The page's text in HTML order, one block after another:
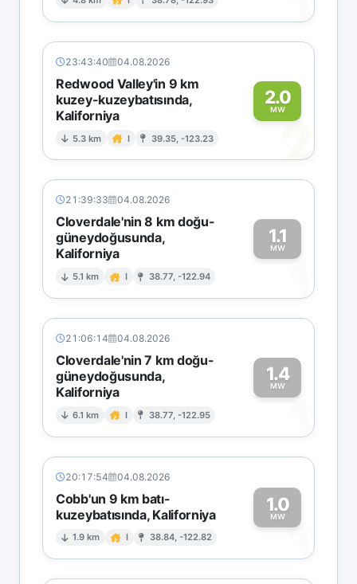
23:43:40 04.08.2026
Redwood Valley'in 9 km
kuzey-kuzeybatısında,
Kaliforniya
5.3 km I 39.35, -123.23
2.0
MW
2
21:39:33 04.08.2026
Cloverdale'nin 8 km doğu-
güneydoğusunda,
Kaliforniya
5.1 km I 38.77, -122.94
1.1
MW
1
21:06:14 04.08.2026
Cloverdale'nin 7 km doğu-
güneydoğusunda,
Kaliforniya
6.1 km I 38.77, -122.95
1.4
MW
1
20:17:54 04.08.2026
Cobb'un 9 km batı-
kuzeybatısında, Kaliforniya
1.9 km I 38.84, -122.82
1.0
MW1